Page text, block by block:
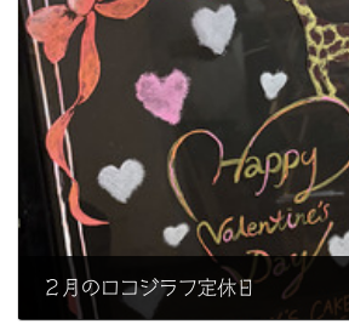
２月のロコジラフ定休日